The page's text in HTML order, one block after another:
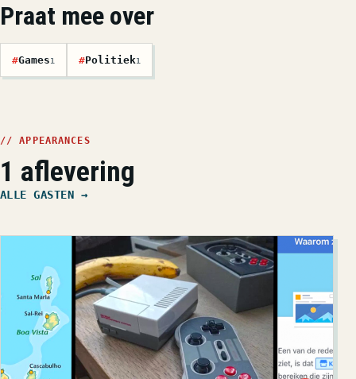
Praat mee over
#Games1 #Politiek1
// APPEARANCES
1 aflevering
ALLE GASTEN →